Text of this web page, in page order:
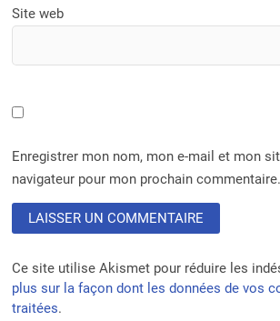
Site web
Enregistrer mon nom, mon e-mail et mon
navigateur pour mon prochain commentaire.
Ce site utilise Akismet pour réduire les
plus sur la façon dont les données de vos
traitées.